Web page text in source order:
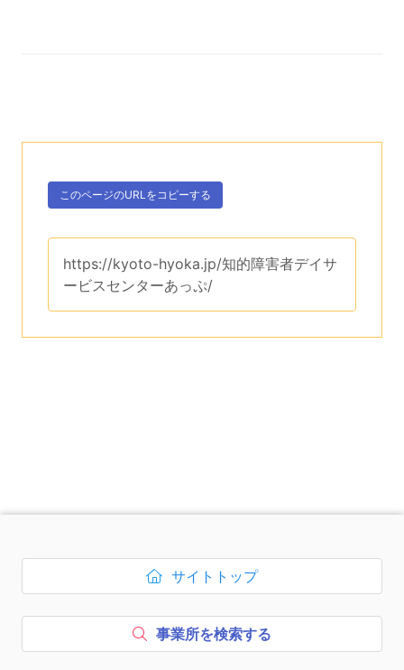
ボタン、
このページのURLをコピーする
。
このページのURLは、
https://kyoto-hyoka.jp/知的障害者デイサ
ービスセンターあっぷ/
次のコンテンツはページのフ
ボタン1、
サイトトップ
を開く
ボタン2、
事業所を検索する